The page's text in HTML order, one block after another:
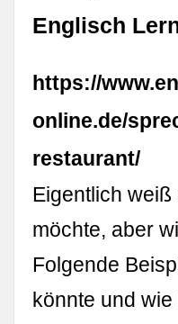
Englisch
https://
online.de/
restaurant/
Eigentlich
möchte, aber
Folgende
könnte und